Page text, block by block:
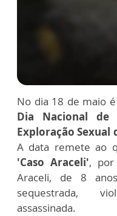
No dia 18 de maio
Dia Nacional
Exploração Sexual
A data remete ao
'Caso Araceli', por
Araceli, de 8
sequestrada,
assassinada.